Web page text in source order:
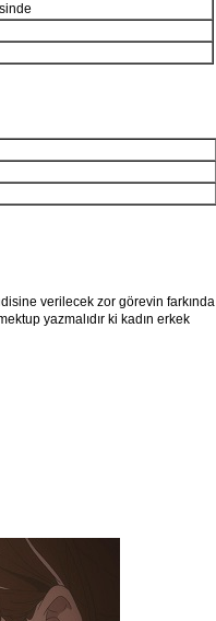
verilecek zor görevin farkında
yazmalıdır ki kadın erkek